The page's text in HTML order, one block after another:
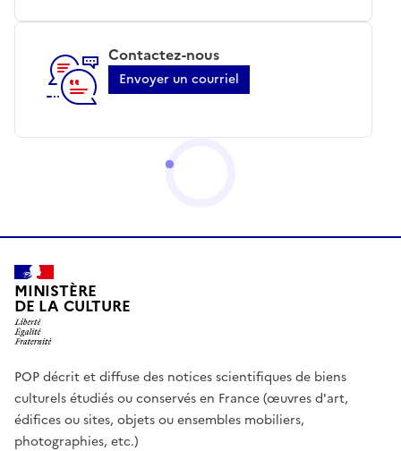
Contactez-nous
Envoyer un courriel
MINISTÈRE
DE LA CULTURE
POP décrit et diffuse des notices scientifiques de biens
culturels étudiés ou conservés en France (œuvres d'art,
édifices ou sites, objets ou ensembles mobiliers,
photographies, etc.)